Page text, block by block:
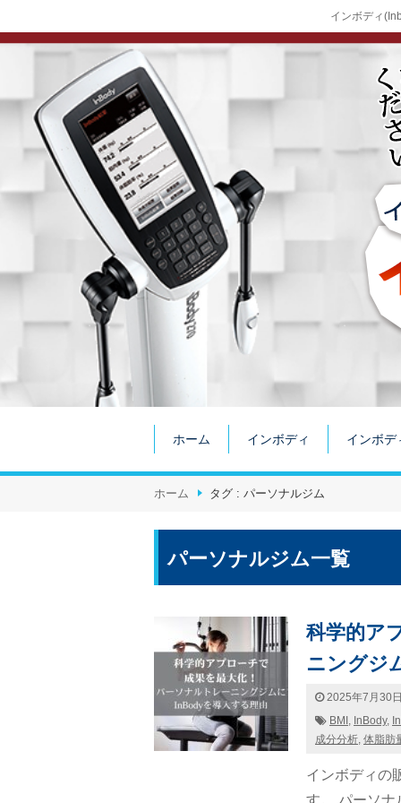
インボディ
ホーム インボディ インボデ
ホーム タグ : パーソナルジム
パーソナルジム一覧
科学的ア
ニングジ
2025年7月30日
BMI , InBody,
成分分析, 体脂肪
インボディの
す。 パーソナ